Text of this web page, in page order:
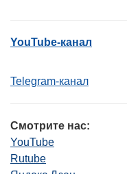
YouTube-канал
Telegram-канал
Смотрите нас:
YouTube
Rutube